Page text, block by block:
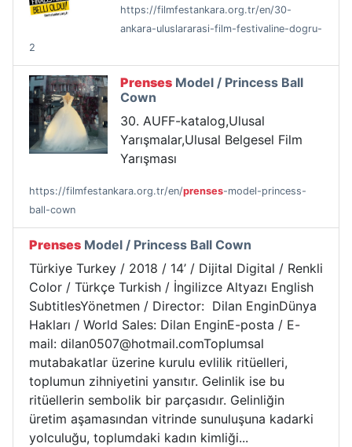
https://filmfestankara.org.tr/en/30-
ankara-uluslararasi-film-festivaline-dogru-
2
Prenses Model / Princess Ball
Cown
30. AUFF-katalog,Ulusal
Yarışmalar,Ulusal Belgesel Film
Yarışması
https://filmfestankara.org.tr/en/prenses-model-princess-
ball-cown
Prenses Model / Princess Ball Cown
Türkiye Turkey / 2018 / 14’ / Dijital Digital / Renkli
Color / Türkçe Turkish / İngilizce Altyazı English
SubtitlesYönetmen / Director: Dilan EnginDünya
Hakları / World Sales: Dilan EnginE-posta / E-
mail: dilan0507@hotmail.comToplumsal
mutabakatlar üzerine kurulu evlilik ritüelleri,
toplumun zihniyetini yansıtır. Gelinlik ise bu
ritüellerin sembolik bir parçasıdır. Gelinliğin
üretim aşamasından vitrinde sunuluşuna kadarki
yolculuğu, toplumdaki kadın kimliği...